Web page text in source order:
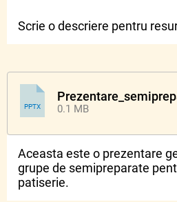
Scrie o descriere pentru
PPTX 0.1 MB
Aceasta este o prezentare
grupe de semipreparate
patiserie.